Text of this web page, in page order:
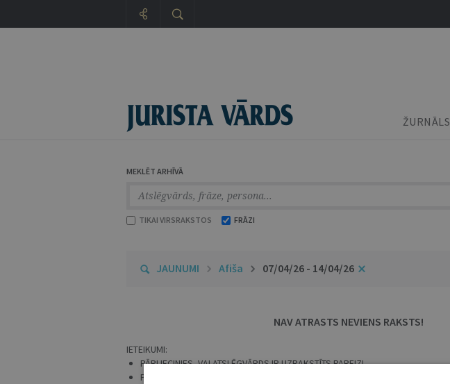
ŽURNĀLS
MEKLĒT ARHĪVĀ
TIKAI VIRSRAKSTOS FRĀZI
JAUNUMI Afiša 07/04/26 - 14/04/26
NAV ATRASTS NEVIENS RAKSTS!
IETEIKUMI:
PĀRLIECINIES, VAI ATSLĒGVĀRDS IR UZRAKSTĪTS PAREIZI.
PRECIZĒ MEKLĒŠANAS PIEPRASĪJUMU.